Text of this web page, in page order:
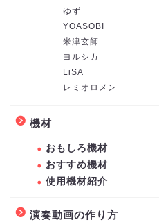
ゆず
YOASOBI
米津玄師
ヨルシカ
LiSA
レミオロメン
機材
おもしろ機材
おすすめ機材
使用機材紹介
演奏動画の作り方